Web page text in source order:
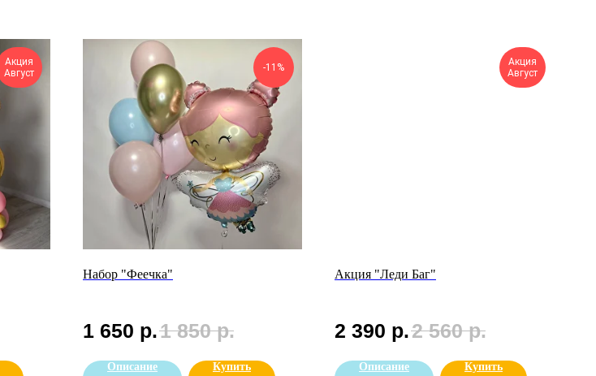
Акция
Август
-11%
Набор "Феечка"
1 650 р.1 850 р.
Описание Купить
Акция
Август
Акция "Леди Баг"
2 390 р.2 560 р.
Описание Купить